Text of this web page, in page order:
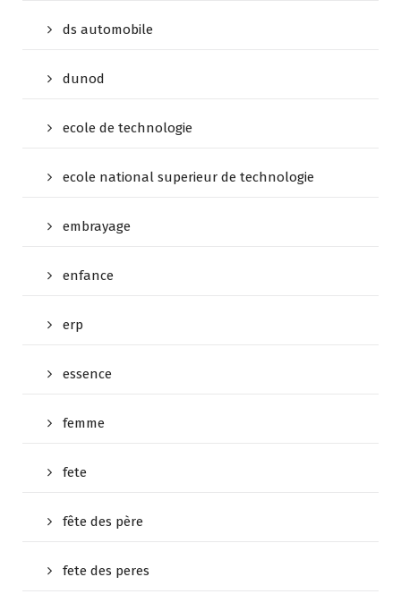
ds automobile
dunod
ecole de technologie
ecole national superieur de technologie
embrayage
enfance
erp
essence
femme
fete
fête des père
fete des peres